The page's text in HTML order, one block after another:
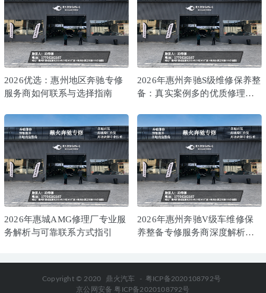
2026年中惠州专业可靠的G500修车店深度解析与选择指南
2026-07-08 下一篇
2026优选：惠州地区奔驰专修
服务商如何联系与选择指南
2026年惠州奔驰S级维修保养整
备：真实案例多的优质修理厂